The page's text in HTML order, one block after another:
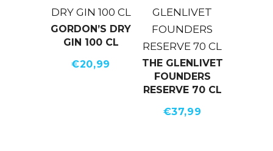
GORDON’S DRY
GIN 100 CL
€20,99
THE GLENLIVET
FOUNDERS
RESERVE 70 CL
€37,99